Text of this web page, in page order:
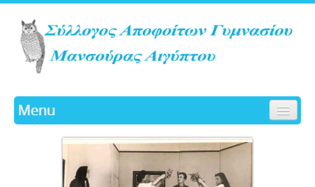
Menu
ΑΡΧΙΚΗ
ΙΣΤΟΡΙΚΟ
ΓΛΑΥΚΑ